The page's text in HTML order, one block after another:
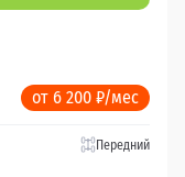
от 6 200 ₽/мес
Передний